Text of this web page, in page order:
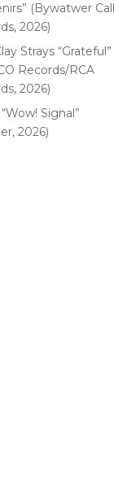
(Bywatwer Call
2026)
Strays “Grateful”
Records/RCA
2026)
Signal”
2026)